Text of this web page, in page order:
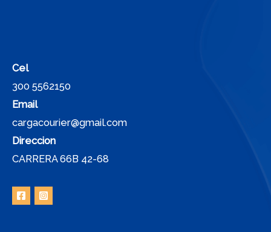
Cel
300 5562150
Email
cargacourier@gmail.com
Direccion
CARRERA 66B 42-68